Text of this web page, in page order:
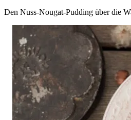
Den Nuss-Nougat-Pudding über die